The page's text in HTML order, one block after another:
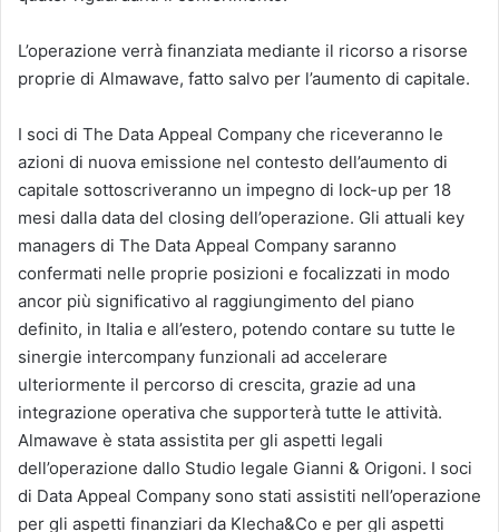
L’operazione verrà finanziata mediante il ricorso a risorse
proprie di Almawave, fatto salvo per l’aumento di capitale.
I soci di The Data Appeal Company che riceveranno le
azioni di nuova emissione nel contesto dell’aumento di
capitale sottoscriveranno un impegno di lock-up per 18
mesi dalla data del closing dell’operazione. Gli attuali key
managers di The Data Appeal Company saranno
confermati nelle proprie posizioni e focalizzati in modo
ancor più significativo al raggiungimento del piano
definito, in Italia e all’estero, potendo contare su tutte le
sinergie intercompany funzionali ad accelerare
ulteriormente il percorso di crescita, grazie ad una
integrazione operativa che supporterà tutte le attività.
Almawave è stata assistita per gli aspetti legali
dell’operazione dallo Studio legale Gianni & Origoni. I soci
di Data Appeal Company sono stati assistiti nell’operazione
per gli aspetti finanziari da Klecha&Co e per gli aspetti